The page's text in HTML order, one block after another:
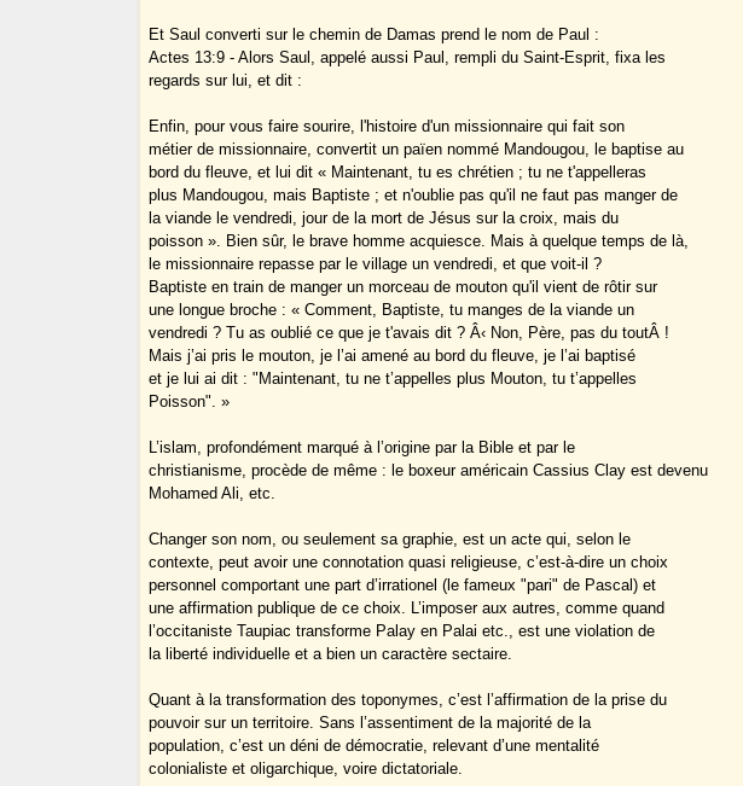
Et Saul converti sur le chemin de Damas prend le nom de Paul :
Actes 13:9 - Alors Saul, appelé aussi Paul, rempli du Saint-Esprit, fixa les
regards sur lui, et dit :
Enfin, pour vous faire sourire, l'histoire d'un missionnaire qui fait son
métier de missionnaire, convertit un païen nommé Mandougou, le baptise au
bord du fleuve, et lui dit « Maintenant, tu es chrétien ; tu ne t'appelleras
plus Mandougou, mais Baptiste ; et n'oublie pas qu'il ne faut pas manger de
la viande le vendredi, jour de la mort de Jésus sur la croix, mais du
poisson ». Bien sûr, le brave homme acquiesce. Mais à quelque temps de là,
le missionnaire repasse par le village un vendredi, et que voit-il ?
Baptiste en train de manger un morceau de mouton qu'il vient de rôtir sur
une longue broche : « Comment, Baptiste, tu manges de la viande un
vendredi ? Tu as oublié ce que je t'avais dit ? Â‹ Non, Père, pas du toutÂ !
Mais j’ai pris le mouton, je l’ai amené au bord du fleuve, je l’ai baptisé
et je lui ai dit : "Maintenant, tu ne t’appelles plus Mouton, tu t’appelles
Poisson". »
L’islam, profondément marqué à l’origine par la Bible et par le
christianisme, procède de même : le boxeur américain Cassius Clay est devenu
Mohamed Ali, etc.
Changer son nom, ou seulement sa graphie, est un acte qui, selon le
contexte, peut avoir une connotation quasi religieuse, c’est-à-dire un choix
personnel comportant une part d’irrationel (le fameux "pari" de Pascal) et
une affirmation publique de ce choix. L’imposer aux autres, comme quand
l’occitaniste Taupiac transforme Palay en Palai etc., est une violation de
la liberté individuelle et a bien un caractère sectaire.
Quant à la transformation des toponymes, c’est l’affirmation de la prise du
pouvoir sur un territoire. Sans l’assentiment de la majorité de la
population, c’est un déni de démocratie, relevant d’une mentalité
colonialiste et oligarchique, voire dictatoriale.